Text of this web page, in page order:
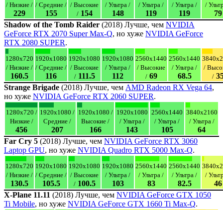
/ Низкие /
229
/ Средние /
155
/ Высокие
/ 154
/ Ультра /
148
/ Ультра /
119
/ Ультра /
119
/
79
Shadow of the Tomb Raider (2018) Лучше, чем NVIDIA
GeForce RTX 2070 Super Max-Q, но хуже NVIDIA GeForce
RTX 2080 SUPER.
1280x720
/ Низкие /
160.5
1920x1080
/ Средние /
116
1920x1080
/ Высокие
/ 111.5
1920x1080
/ Ультра /
112
2560x1440
/ Высокие
/ 69
2560x1440
/ Ультра /
68.5
/
/
Strange Brigade (2018) Лучше, чем AMD Radeon RX Vega 64,
но хуже NVIDIA GeForce RTX 2060 SUPER.
1280x720 /
Низкие /
456
1920x1080 /
Средние /
207
1920x1080 /
Высокие /
166
1920x1080
/ Ультра /
143
2560x1440
/ Ультра /
105
3840x2160
/ Ультра /
64
Far Cry 5 (2018) Лучше, чем NVIDIA GeForce RTX 3060
Laptop GPU, но хуже NVIDIA Quadro RTX 5000 Max-Q.
1280x720
/ Низкие /
130.5
1920x1080
/ Средние /
105.5
1920x1080
/ Высокие
/ 100.5
1920x1080
/ Ультра /
103
2560x1440
/ Ультра /
83
2560x1440
/ Ультра /
82.5
/
46
X-Plane 11.11 (2018) Лучше, чем NVIDIA GeForce GTX 1050
Ti Mobile, но хуже NVIDIA GeForce GTX 1660 Ti Max-Q.